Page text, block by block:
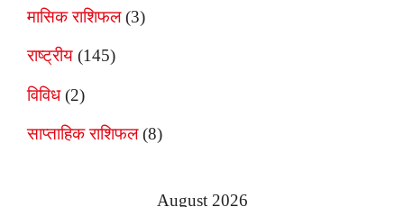
मासिक राशिफल(3)
राष्ट्रीय (145)
विविध(2)
साप्ताहिक राशिफल(8)
August 2026